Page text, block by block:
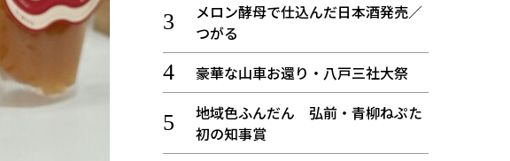
メロン酵母で仕込んだ日本酒発売／
つがる
豪華な山車お還り・八戸三社大祭
地域色ふんだん 弘前・青柳ねぷた
初の知事賞